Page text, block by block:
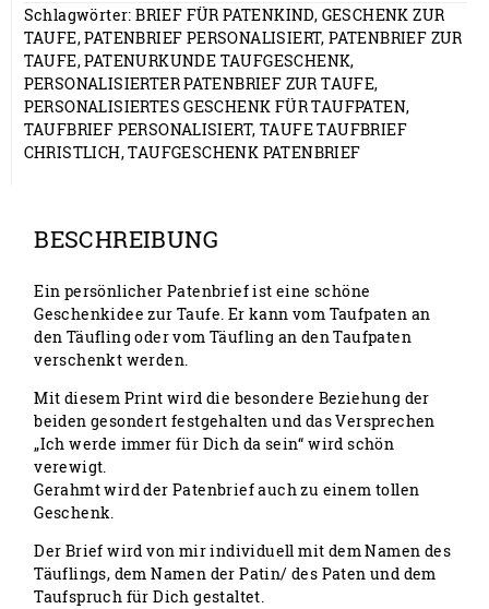
Schlagwörter:BRIEF FÜR PATENKIND, GESCHENK ZUR
TAUFE,PATENBRIEF PERSONALISIERT,PATENBRIEF ZUR
TAUFE,PATENURKUNDE TAUFGESCHENK,
PERSONALISIERTER PATENBRIEF ZUR TAUFE,
PERSONALISIERTES GESCHENK FÜR TAUFPATEN,
TAUFBRIEF PERSONALISIERT, TAUFE TAUFBRIEF
CHRISTLICH,TAUFGESCHENK PATENBRIEF
BESCHREIBUNG
Ein persönlicher Patenbrief ist eine schöne
Geschenkidee zur Taufe. Er kann vom Taufpaten an
den Täufling oder vom Täufling an den Taufpaten
verschenkt werden.
Mit diesem Print wird die besondere Beziehung der
beiden gesondert festgehalten und das Versprechen
„Ich werde immer für Dich da sein“ wird schön
verewigt.
Gerahmt wird der Patenbrief auch zu einem tollen
Geschenk.
Der Brief wird von mir individuell mit dem Namen des
Täuflings, dem Namen der Patin/ des Paten und dem
Taufspruch für Dich gestaltet.